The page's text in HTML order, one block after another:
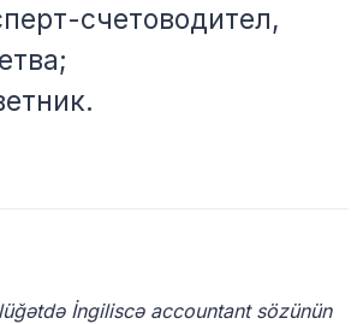
счетоводител,
İngiliscə accountant sözünün